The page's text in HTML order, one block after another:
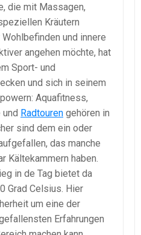
die mit Massagen,
Kräutern
und innere
angehen möchte, hat
Sport- und
und sich in seinem
Aquafitness,
Radtouren gehören in
sind dem ein oder
das manche
Kältekammern haben.
in de Tag bietet da
Grad Celsius. Hier
um eine der
Erfahrungen